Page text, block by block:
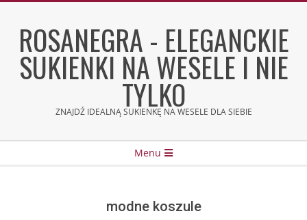
contentROSANEGRA - ELEGANCKIE
SUKIENKI NA WESELE I NIE
TYLKO
ZNAJDŹ IDEALNĄ SUKIENKĘ NA WESELE DLA SIEBIE
Menu
modne koszule